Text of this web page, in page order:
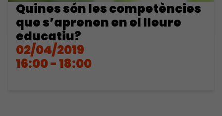
Quines són les competències
que s’aprenen en el lleure
educatiu?
02/04/2019
16:00 - 18:00